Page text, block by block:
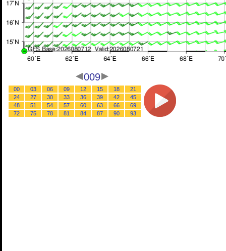
009
00 03 06 09 12 15 18
21
24
27 30 33 36 39 42
45
48
51 54 57 60 63 66
69
72
75 78 81 84 87 90 93